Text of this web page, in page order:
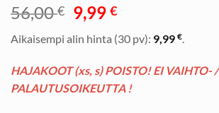
56,00€ Alkuperäinen
hinta
oli:
56,00 €.
9,99€Nykyinen
on:
9,99 €.
Aikaisempi alin hinta (30 pv): 9,99 €
HAJAKOOT (xs, s) POISTO! EI VAIHTO- /
PALAUTUSOIKEUTTA !